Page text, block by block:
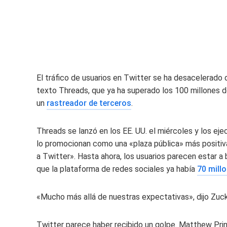
El tráfico de usuarios en Twitter se ha
texto Threads, que ya ha superado los 100 millones
un rastreador de terceros.
Threads se lanzó en los EE. UU. el miércoles y los
lo promocionan como una «plaza pública» más
a Twitter». Hasta ahora, los usuarios parecen estar
que la plataforma de redes sociales ya había 70
«Mucho más allá de nuestras expectativas», dijo
Twitter parece haber recibido un golpe. Matthew